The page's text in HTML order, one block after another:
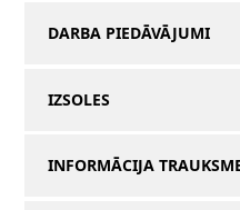
DARBA PIEDĀVĀJUMI
IZSOLES
INFORMĀCIJA